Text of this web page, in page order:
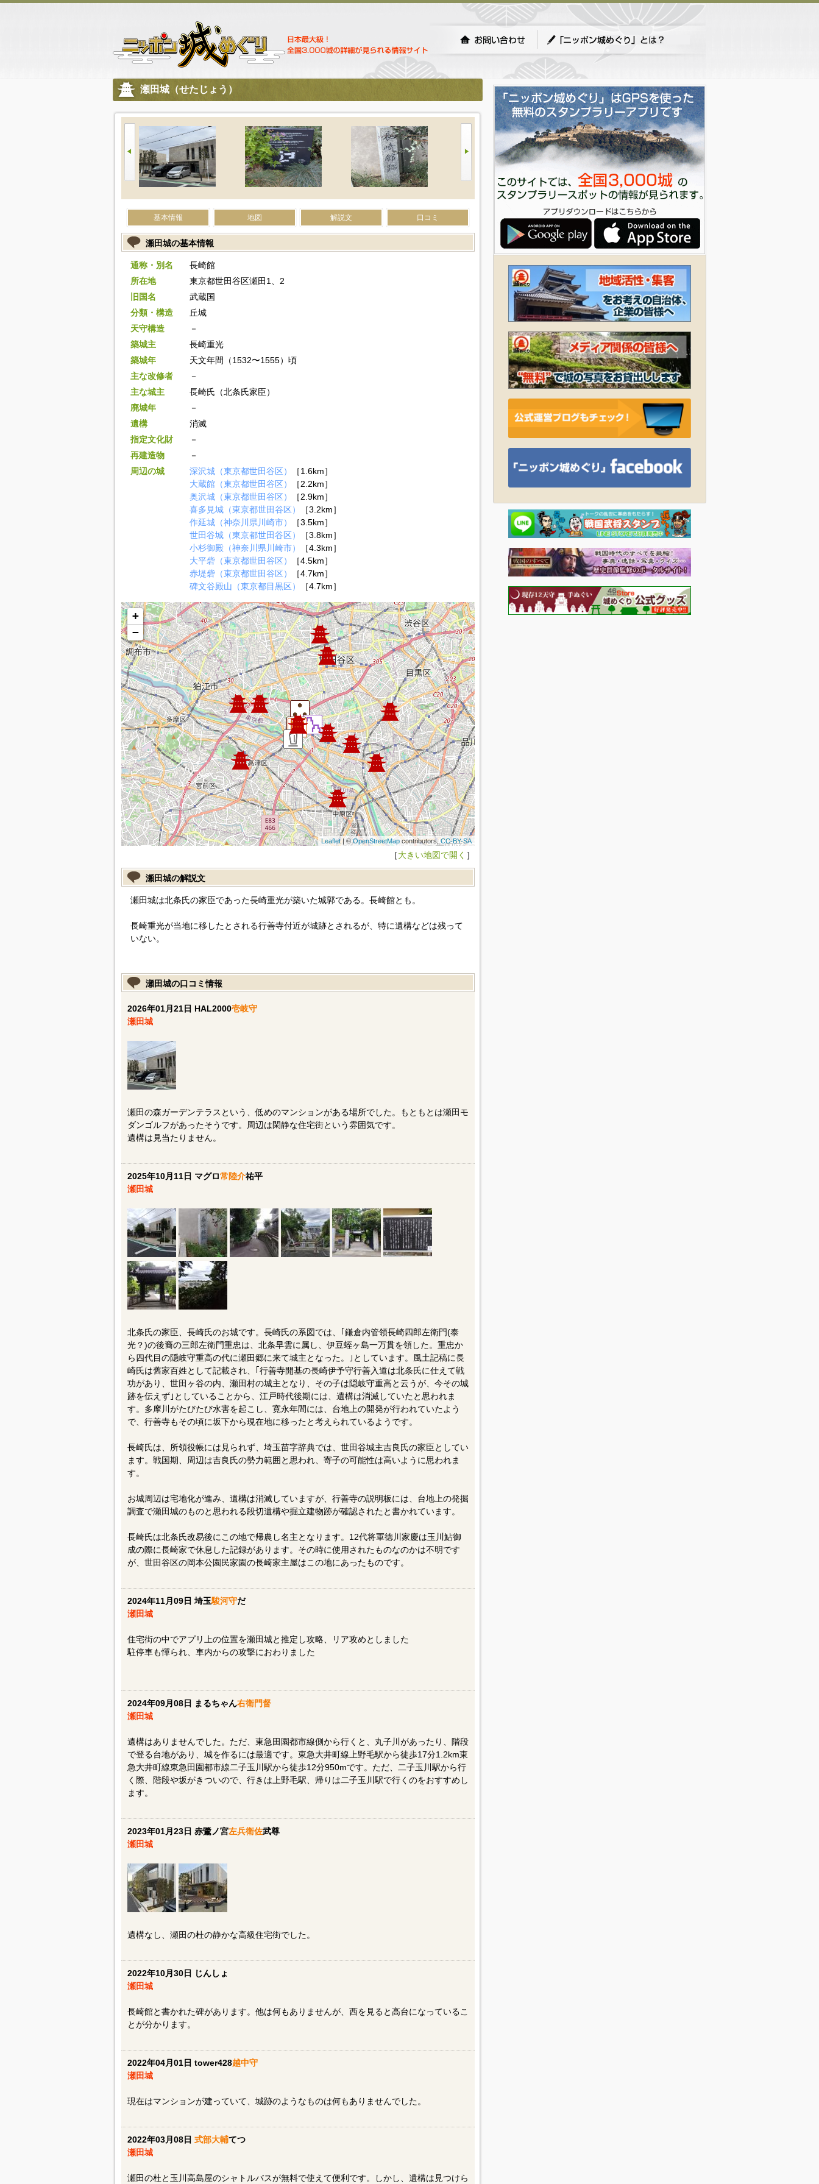
瀬田城（せたじょう）
基本情報 地図 解説文 口コミ
瀬田城の基本情報
通称・別名
長崎館
所在地
東京都世田谷区瀬田1、2
旧国名
武蔵国
分類・構造
丘城
天守構造
－
築城主
長崎重光
築城年
天文年間（1532〜1555）頃
主な改修者
－
主な城主
長崎氏（北条氏家臣）
廃城年
－
遺構
消滅
指定文化財
－
再建造物
－
周辺の城
深沢城（東京都世田谷区）
［1.6km］
大蔵館（東京都世田谷区）
［2.2km］
奥沢城（東京都世田谷区）
［2.9km］
喜多見城（東京都世田谷区）
［3.2km］
作延城（神奈川県川崎市）
［3.5km］
世田谷城（東京都世田谷区）
［3.8km］
小杉御殿（神奈川県川崎市）
［4.3km］
大平砦（東京都世田谷区）
［4.5km］
赤堤砦（東京都世田谷区）
［4.7km］
碑文谷殿山（東京都目黒区）
［4.7km］
+
−
Leaflet| ©OpenStreetMapcontributors,CC-BY-SA
［大きい地図で開く ］
瀬田城の解説文
瀬田城は北条氏の家臣であった長崎重光が築いた城郭である。長崎館とも。
長崎重光が当地に移したとされる行善寺付近が城跡とされるが、特に遺構などは残って
いない。
瀬田城の口コミ情報
2026年01月21日 HAL2000壱岐守
瀬田城
瀬田の森ガーデンテラスという、低めのマンションがある場所でした。もともとは瀬田モ
ダンゴルフがあったそうです。周辺は閑静な住宅街という雰囲気です。
遺構は見当たりません。
2025年10月11日 マグロ常陸介祐平
瀬田城
北条氏の家臣、長崎氏のお城です。長崎氏の系図では、｢鎌倉内管領長崎四郎左衛門(泰
光？)の後裔の三郎左衛門重忠は、北条早雲に属し、伊豆蛭ヶ島一万貫を領した。重忠か
ら四代目の隠岐守重高の代に瀬田郷に来て城主となった。｣としています。風土記稿に長
崎氏は舊家百姓として記載され、｢行善寺開基の長崎伊予守行善入道は北条氏に仕えて戦
功があり、世田ヶ谷の内、瀬田村の城主となり、その子は隠岐守重高と云うが、今その城
跡を伝えず｣としていることから、江戸時代後期には、遺構は消滅していたと思われま
す。多摩川がたびたび水害を起こし、寛永年間には、台地上の開発が行われていたよう
で、行善寺もその頃に坂下から現在地に移ったと考えられているようです。
長崎氏は、所領役帳には見られず、埼玉苗字辞典では、世田谷城主吉良氏の家臣としてい
ます。戦国期、周辺は吉良氏の勢力範囲と思われ、寄子の可能性は高いように思われま
す。
お城周辺は宅地化が進み、遺構は消滅していますが、行善寺の説明板には、台地上の発掘
調査で瀬田城のものと思われる段切遺構や掘立建物跡が確認されたと書かれています。
長崎氏は北条氏改易後にこの地で帰農し名主となります。12代将軍徳川家慶は玉川鮎御
成の際に長崎家で休息した記録があります。その時に使用されたものなのかは不明です
が、世田谷区の岡本公園民家園の長崎家主屋はこの地にあったものです。
2024年11月09日 埼玉駿河守だ
瀬田城
住宅街の中でアプリ上の位置を瀬田城と推定し攻略、リア攻めとしました
駐停車も憚られ、車内からの攻撃におわりました
2024年09月08日 まるちゃん右衛門督
瀬田城
遺構はありませんでした。ただ、東急田園都市線側から行くと、丸子川があったり、階段
で登る台地があり、城を作るには最適です。東急大井町線上野毛駅から徒歩17分1.2km東
急大井町線東急田園都市線二子玉川駅から徒歩12分950mです。ただ、二子玉川駅から行
く際、階段や坂がきついので、行きは上野毛駅、帰りは二子玉川駅で行くのをおすすめし
ます。
2023年01月23日 赤鷺ノ宮左兵衛佐武尊
瀬田城
遺構なし、瀬田の杜の静かな高級住宅街でした。
2022年10月30日 じんしょ
瀬田城
長崎館と書かれた碑があります。他は何もありませんが、西を見ると高台になっているこ
とが分かります。
2022年04月01日 tower428越中守
瀬田城
現在はマンションが建っていて、城跡のようなものは何もありませんでした。
2022年03月08日 式部大輔てつ
瀬田城
瀬田の杜と玉川高島屋のシャトルバスが無料で使えて便利です。しかし、遺構は見つけら